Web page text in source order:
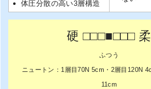
体圧分散の高い3層構造
硬 □□□■□□□ 柔
ふつう
ニュートン：1層目70N 5cm・2層目120N
11cm